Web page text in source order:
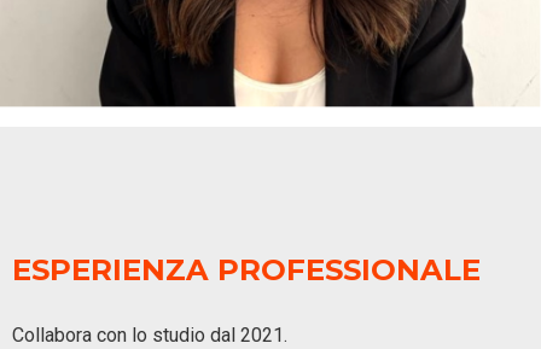
ESPERIENZA PROFESSIONALE
Collabora con lo studio dal 2021.